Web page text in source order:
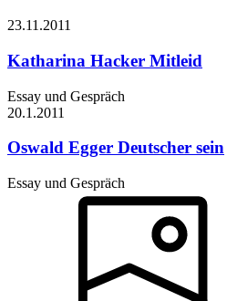
23.11.2011
Katharina Hacker Mitleid
Essay und Gespräch
20.1.2011
Oswald Egger Deutscher sein
Essay und Gespräch